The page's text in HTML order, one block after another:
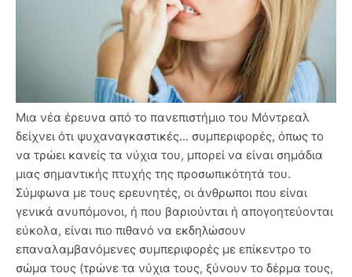
Μια νέα έρευνα από το πανεπιστήμιο του Μόντρεαλ
δείχνει ότι ψυχαναγκαστικές... συμπεριφορές, όπως το
να τρώει κανείς τα νύχια του, μπορεί να είναι σημάδια
μιας σημαντικής πτυχής της προσωπικότητά του.
Σύμφωνα με τους ερευνητές, οι άνθρωποι που είναι
γενικά ανυπόμονοι, ή που βαριούνται ή απογοητεύονται
εύκολα, είναι πιο πιθανό να εκδηλώσουν
επαναλαμβανόμενες συμπεριφορές με επίκεντρο το
σώμα τους (τρώνε τα νύχια τους, ξύνουν το δέρμα τους,